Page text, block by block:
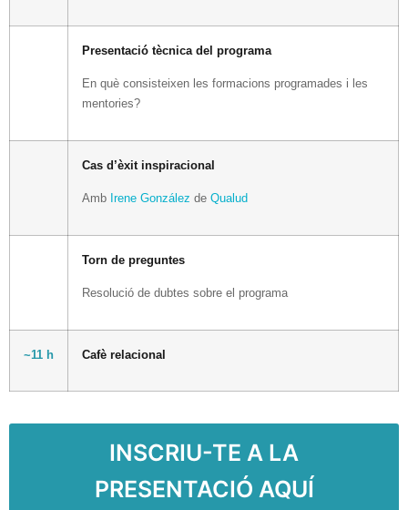
Presentació tècnica del programa
En què consisteixen les formacions programades i les
mentories?
Cas d’èxit inspiracional
Amb Irene González de Qualud
Torn de preguntes
Resolució de dubtes sobre el programa
~11 h Cafè relacional
INSCRIU-TE A LA
PRESENTACIÓ AQUÍ